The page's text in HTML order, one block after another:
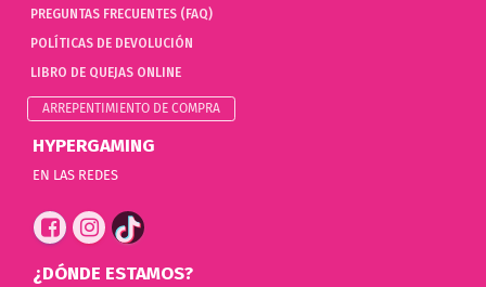
PREGUNTAS FRECUENTES (FAQ)
POLÍTICAS DE DEVOLUCIÓN
LIBRO DE QUEJAS ONLINE
ARREPENTIMIENTO DE COMPRA
HYPERGAMING
EN LAS REDES
¿DÓNDE ESTAMOS?